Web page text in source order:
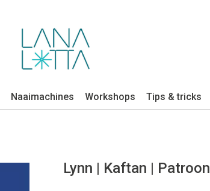
Naaimachines Workshops Tips & tricks
Lynn | Kaftan | Patroon